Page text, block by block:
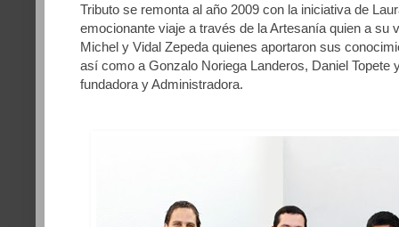
Tributo se remonta al año 2009 con la iniciativa de
emocionante viaje a través de la Artesanía quien a su
Michel y Vidal Zepeda quienes aportaron sus
así como a Gonzalo Noriega Landeros, Daniel Topete
fundadora y Administradora.